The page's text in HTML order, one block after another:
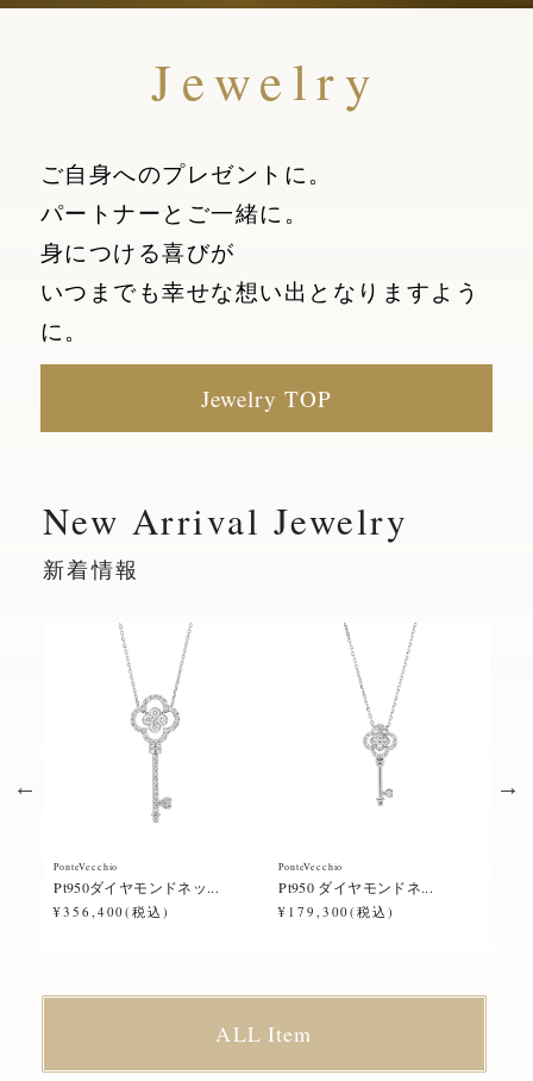
Jewelry
ご自身へのプレゼントに。
パートナーとご一緒に。
身につける喜びが
いつまでも幸せな想い出となりますよう
に。
Jewelry TOP
New Arrival Jewelry
新着情報
PonteVecchio
Pt950ダイヤモンドネッ...
¥356,400(税込)
PonteVecchio
Pt950 ダイヤモンドネ...
¥179,300(税込)
ALL Item